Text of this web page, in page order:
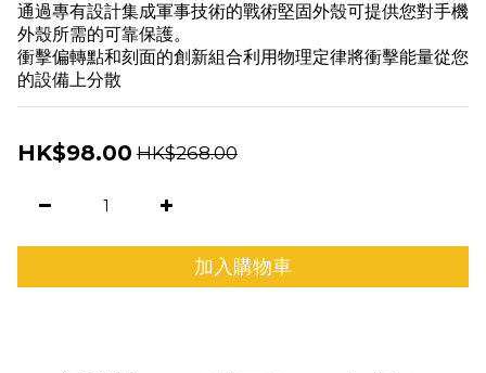
通過專有設計集成軍事技術的戰術堅固外殼可提供您對手機
外殼所需的可靠保護。
衝擊偏轉點和刻面的創新組合利用物理定律將衝擊能量從您
的設備上分散
HK$98.00 HK$268.00
加入購物車